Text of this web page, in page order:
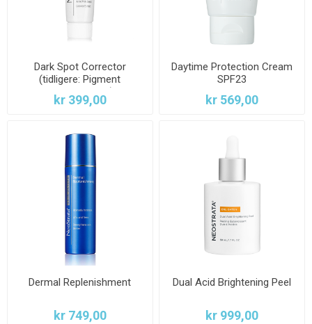
Dark Spot Corrector
(tidligere: Pigment
Lightening Gel)
kr 399,00
Daytime Protection Cream
SPF23
kr 569,00
Dermal Replenishment
kr 749,00
Dual Acid Brightening Peel
kr 999,00